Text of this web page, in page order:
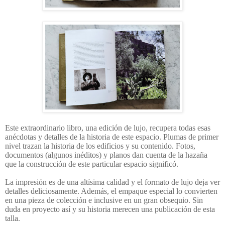
Este extraordinario libro, una edición de lujo, recupera todas esas
anécdotas y detalles de la historia de este espacio. Plumas de primer
nivel trazan la historia de los edificios y su contenido. Fotos,
documentos (algunos inéditos) y planos dan cuenta de la hazaña
que la construcción de este particular espacio significó.
La impresión es de una altísima calidad y el formato de lujo deja ver
detalles deliciosamente. Además, el empaque especial lo convierten
en una pieza de colección e inclusive en un gran obsequio. Sin
duda en proyecto así y su historia merecen una publicación de esta
talla.